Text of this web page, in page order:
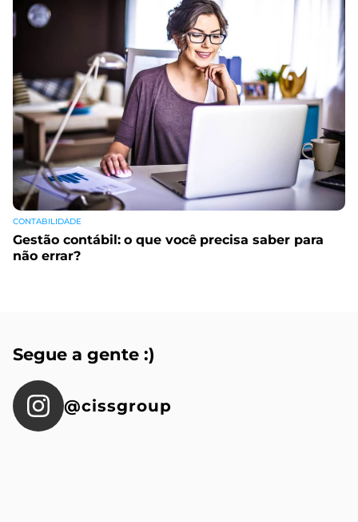
CONTABILIDADE
Gestão contábil: o que você precisa saber para
não errar?
Segue a gente :)
@cissgroup